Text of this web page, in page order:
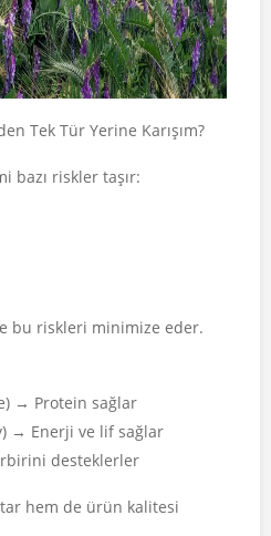
Tek Tür Yerine Karışım?
bazı riskler taşır:
bu riskleri minimize eder.
→ Protein sağlar
→ Enerji ve lif sağlar
desteklerler
hem de ürün kalitesi